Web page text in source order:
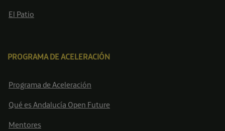
El Patio
PROGRAMA DE ACELERACIÓN
Programa de Aceleración
Qué es Andalucía Open Future
Mentores